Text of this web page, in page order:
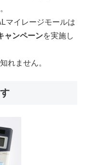
マイレージモールは
ャンペーンを実施し
れません。